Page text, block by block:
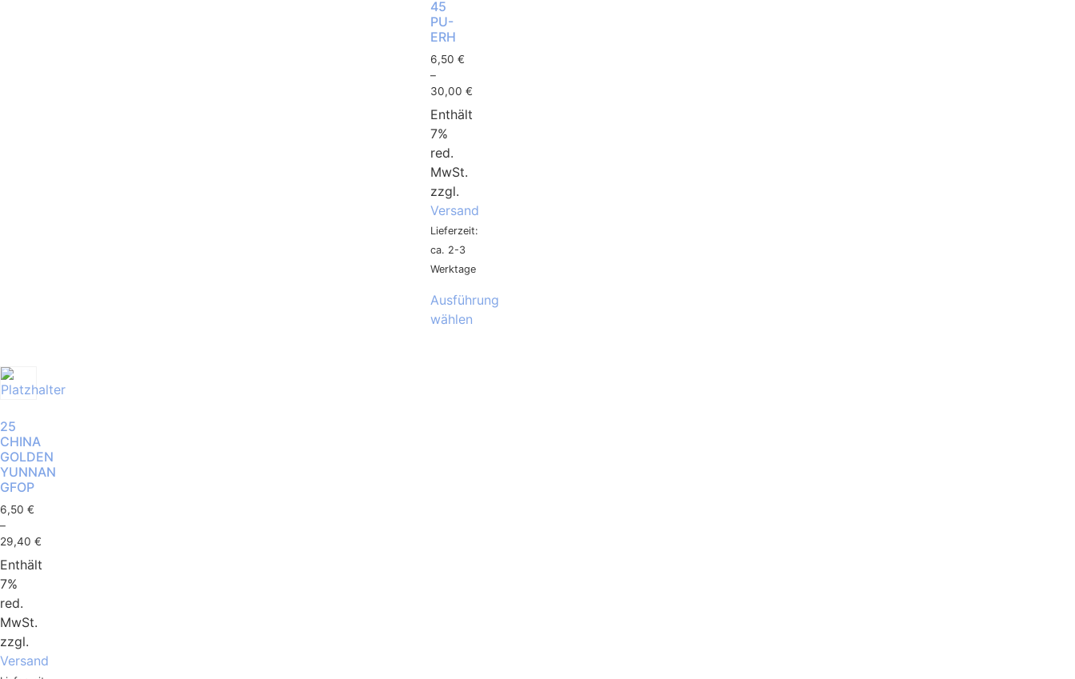
45
PU-
ERH
6,50 €
–
30,00 €
Enthält
7%
red.
MwSt.
zzgl.
Versand
Lieferzeit:
ca. 2-3
Werktage
Ausführung
wählen
25
CHINA
GOLDEN
YUNNAN
GFOP
6,50 €
–
29,40 €
Enthält
7%
red.
MwSt.
zzgl.
Versand